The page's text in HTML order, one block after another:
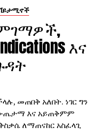
እና
መጠበቅ አለበት. ነገር ግን
እና አይጠቅምም
ለማጠናከር አስፈላጊ